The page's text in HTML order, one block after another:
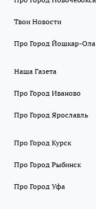
Твои Новости
Про Город Йошкар-Ола
Наша Газета
Про Город Иваново
Про Город Ярославль
Про Город Курск
Про Город Рыбинск
Про Город Уфа